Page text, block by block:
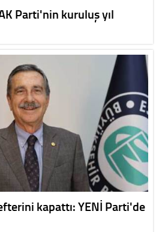
Parti'nin kuruluş yıl
kapattı: YENİ Parti'de